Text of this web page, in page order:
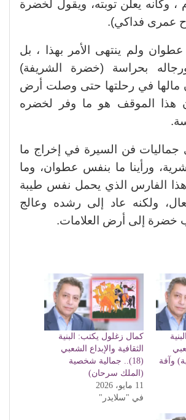
، وكأنه يعلن توبته، ويقول لخضرة
عمرى فداكي).
ولم ينتهى الأمر بهذا ، بل
بحراسة (خضرة الشريفة)
مالها في رحلتها حتى وصلت أرض
هذا الموقف هو ما وفر لخضره
فن السيرة في إخراج ما
ورأينا ما بنفس عطوان، وما
الفارس الذي يحمل نفس طيبة
ولكنه عاد إلى رشده وعالج
خضرة إلى أرض العلامات.
وآفة
كمال زغلول يكتب: البنية
الثقافية والإبداع الشعبي
(18).. جمالية شخصية
(الملك سرحان)
11 مايو، 2026
في "سلايدر"